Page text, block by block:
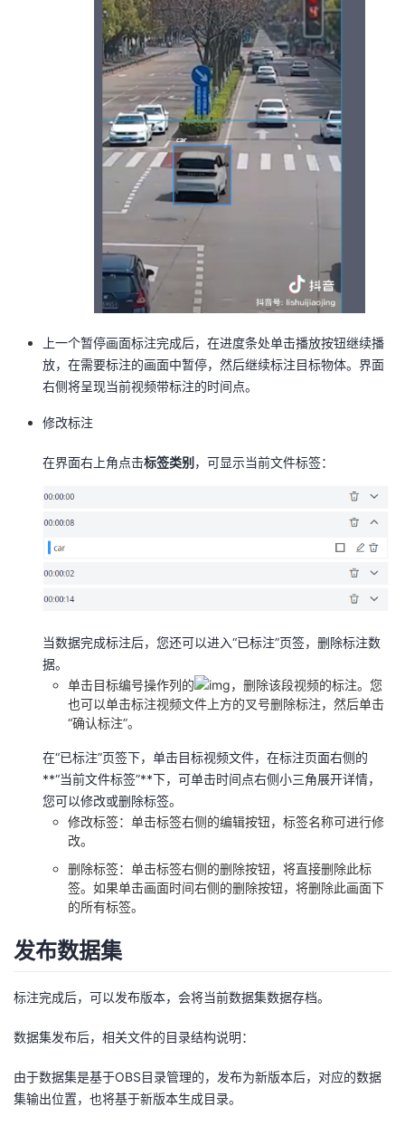
上一个暂停画面标注完成后，在进度条处单击播放按钮继续播
放，在需要标注的画面中暂停，然后继续标注目标物体。界面
右侧将呈现当前视频带标注的时间点。
修改标注
在界面右上角点击标签类别 ，可显示当前文件标签：
当数据完成标注后，您还可以进入“已标注”页签，删除标注数
据。
单击目标编号操作列的
，删除该段视频的标注。您
也可以单击标注视频文件上方的叉号删除标注，然后单击
“确认标注”。
在“已标注”页签下，单击目标视频文件，在标注页面右侧的
**“当前文件标签”**下，可单击时间点右侧小三角展开详情，
您可以修改或删除标签。
修改标签：单击标签右侧的编辑按钮，标签名称可进行修
改。
删除标签：单击标签右侧的删除按钮，将直接删除此标
签。如果单击画面时间右侧的删除按钮，将删除此画面下
的所有标签。
发布数据集
标注完成后，可以发布版本，会将当前数据集数据存档。
数据集发布后，相关文件的目录结构说明：
由于数据集是基于OBS目录管理的，发布为新版本后，对应的数据
集输出位置，也将基于新版本生成目录。